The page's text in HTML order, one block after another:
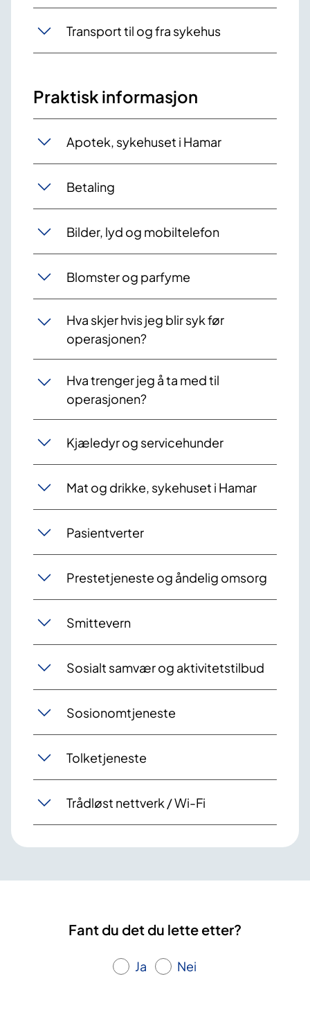
Transport til og fra sykehus
Praktisk informasjon
Apotek, sykehuset i Hamar
Betaling
Bilder, lyd og mobiltelefon
Blomster og parfyme
Hva skjer hvis jeg blir syk før
operasjonen?
Hva trenger jeg å ta med til
operasjonen?
Kjæledyr og servicehu​​nder
Mat og drikke, sykehuset i Hamar
Pasientverter
Prestetjeneste og åndelig omsorg
Smittevern
Sosialt samvær og aktivitetstilbud
Sosionomtjeneste
Tolketjeneste
Trådløst nettverk / Wi-Fi
Fant du det du lette etter?
Ja Nei